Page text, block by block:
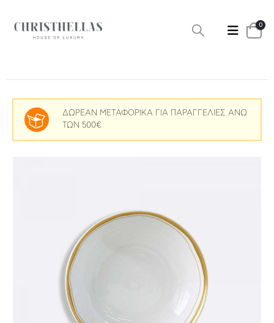
0
ΔΩΡΕΑΝ ΜΕΤΑΦΟΡΙΚΑ ΓΙΑ ΠΑΡΑΓΓΕΛΙΕΣ ΑΝΩ
ΤΩΝ 500€